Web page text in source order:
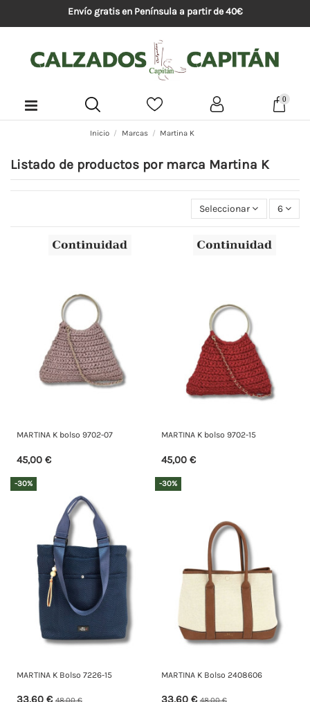
Envío gratis en Península a partir de 40€
0
Inicio Marcas Martina K
Listado de productos por marca Martina K
Seleccionar 6
MARTINA K bolso 9702-07
45,00 €
MARTINA K bolso 9702-15
45,00 €
-30%
MARTINA K Bolso 7226-15
33,60 €
-30%
MARTINA K Bolso 2408606
33,60 €